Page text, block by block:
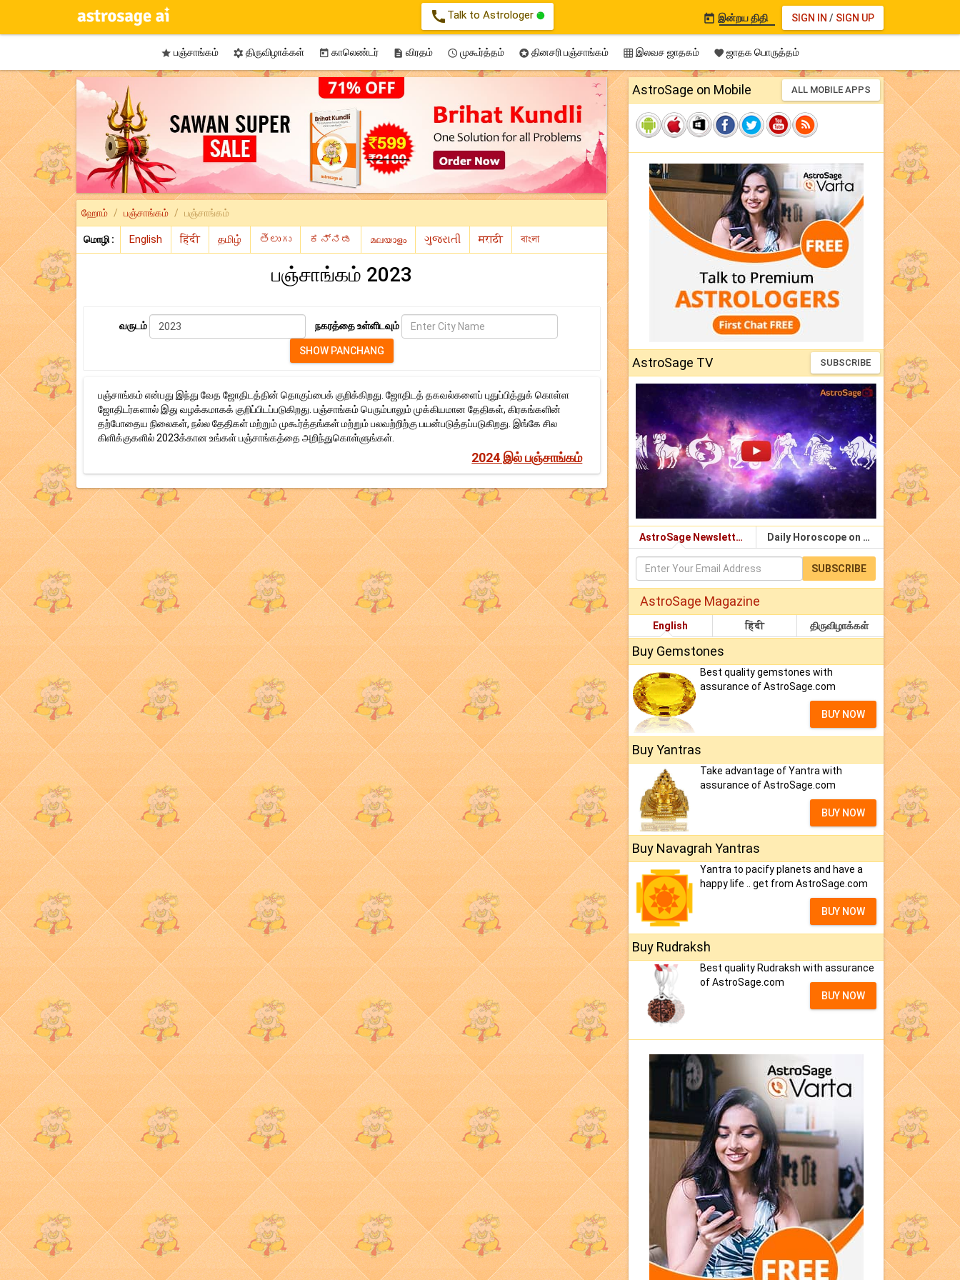
call Talk to Astrologer SIGN IN / SIGN UP
 இன்றய திதி
 பஞ்சாங்கம்  திருவிழாக்கள்  காலெண்டர்  விரதம்  முகூர்த்தம்  தினசரி பஞ்சாங்கம்  இலவச ஜாதகம்  ஜாதக பொருத்தம்
ஹோம் பஞ்சாங்கம் பஞ்சாங்கம்
மொழி :
பஞ்சாங்கம் 2023
வருடம் நகரத்தை உள்ளிடவும்
பஞ்சாங்கம் என்பது இந்து வேத ஜோதிடத்தின் தொகுப்பைக் குறிக்கிறது. ஜோதிடத் தகவல்களைப் புதுப்பித்துக் கொள்ள
ஜோதிடர்களால் இது வழக்கமாகக் குறிப்பிடப்படுகிறது. பஞ்சாங்கம் பெரும்பாலும் முக்கியமான தேதிகள், கிரகங்களின்
தற்போதைய நிலைகள், நல்ல தேதிகள் மற்றும் முகூர்த்தங்கள் மற்றும் பலவற்றிற்கு பயன்படுத்தப்படுகிறது. இங்கே சில
கிளிக்குகளில் 2023க்கான உங்கள் பஞ்சாங்கத்தை அறிந்துகொள்ளுங்கள்.
2024 இல் பஞ்சாங்கம்
AstroSage on Mobile ALL MOBILE APPS
AstroSage TV SUBSCRIBE
AstroSage Newsletter Daily Horoscope on Email
SUBSCRIBE
AstroSage Magazine
English हिंदी திருவிழாக்கள்
Buy Gemstones
Best quality gemstones with
assurance of AstroSage.com
BUY NOW
Buy Yantras
Take advantage of Yantra with
assurance of AstroSage.com
BUY NOW
Buy Navagrah Yantras
Yantra to pacify planets and have a
happy life .. get from AstroSage.com
BUY NOW
Buy Rudraksh
Best quality Rudraksh with assurance
of AstroSage.com
BUY NOW